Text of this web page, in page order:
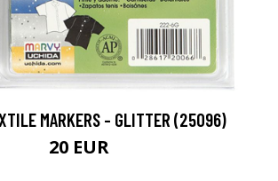
MARKERS - GLITTER (25096)
20 EUR